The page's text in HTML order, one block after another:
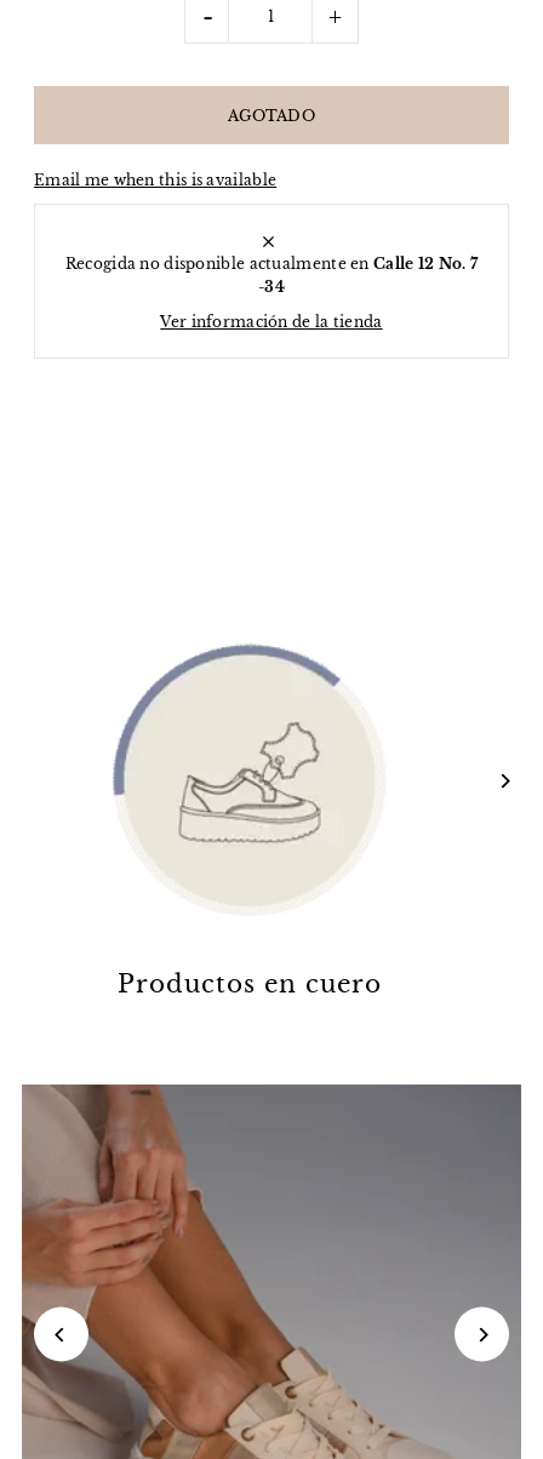
- +
Email me when this is available
Recogida no disponible actualmente enCalle 12 No. 7
-34
Ver información de la tienda
Productos en cuero